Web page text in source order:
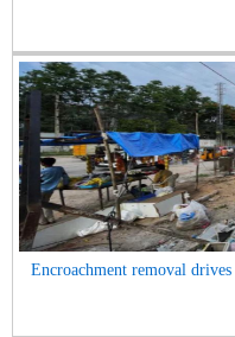
Encroachment removal